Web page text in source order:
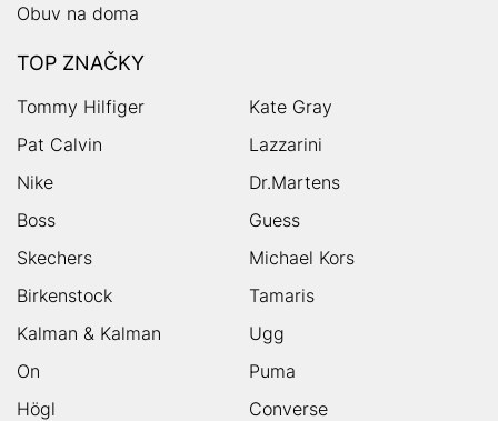
Obuv na doma
TOP ZNAČKY
Tommy Hilfiger
Kate Gray
Pat Calvin
Lazzarini
Nike
Dr.Martens
Boss
Guess
Skechers
Michael Kors
Birkenstock
Tamaris
Kalman & Kalman
Ugg
On
Puma
Högl
Converse